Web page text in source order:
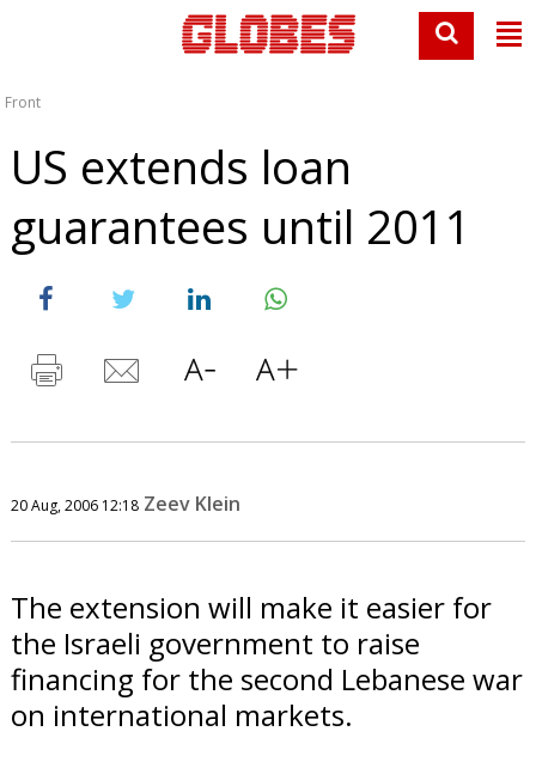
Front
US extends loan
guarantees until 2011
20 Aug, 2006 12:18 Zeev Klein
The extension will make it easier for
the Israeli government to raise
financing for the second Lebanese war
on international markets.